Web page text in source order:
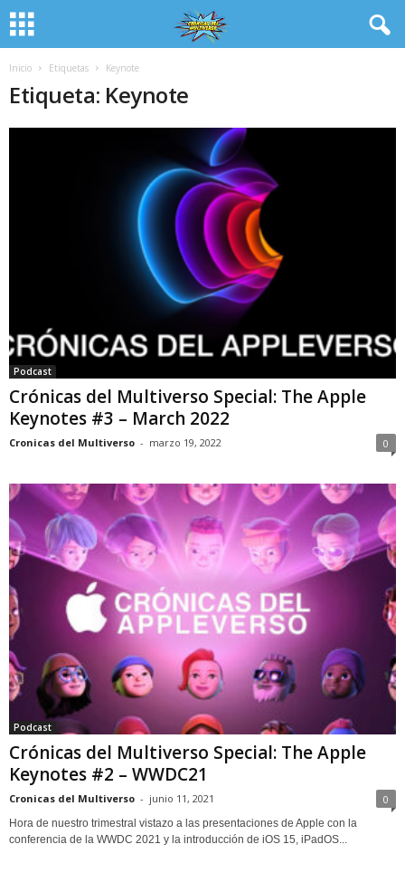
Inicio Etiquetas Keynote
Etiqueta: Keynote
Podcast
Crónicas del Multiverso Special: The Apple
Keynotes #3 – March 2022
Cronicas del Multiverso - marzo 19, 2022 0
Podcast
Crónicas del Multiverso Special: The Apple
Keynotes #2 – WWDC21
Cronicas del Multiverso - junio 11, 2021 0
Hora de nuestro trimestral vistazo a las presentaciones de Apple con la
conferencia de la WWDC 2021 y la introducción de iOS 15, iPadOS...